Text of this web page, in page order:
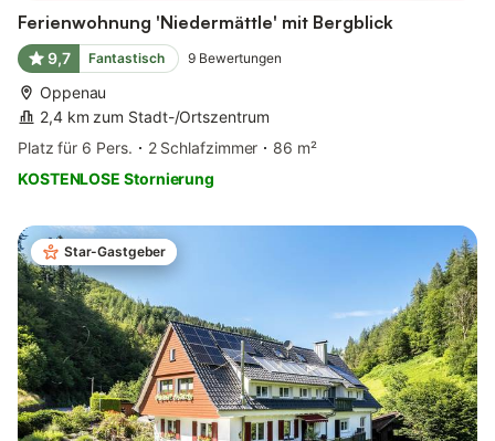
Ferienwohnung 'Niedermättle' mit Bergblick
9,7 Fantastisch 9 Bewertungen
Oppenau
2,4 km zum Stadt-/Ortszentrum
Platz für 6 Pers.
2 Schlafzimmer
86 m²
KOSTENLOSE Stornierung
Star-Gastgeber